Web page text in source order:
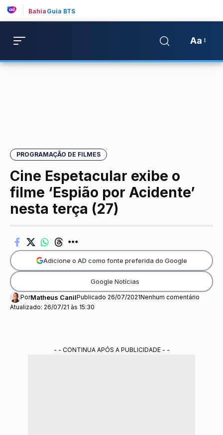
Bahia Guia BTS
Aa
PROGRAMAÇÃO DE FILMES
Cine Espetacular exibe o
filme ‘Espião por Acidente’
nesta terça (27)
Atualizado: 26/07/21 às 15:30
PorMatheus CanilPublicado 26/07/2021Nenhum comentário
Adicione o AD como fonte preferida do Google
Google Notícias
- - CONTINUA APÓS A PUBLICIDADE - -